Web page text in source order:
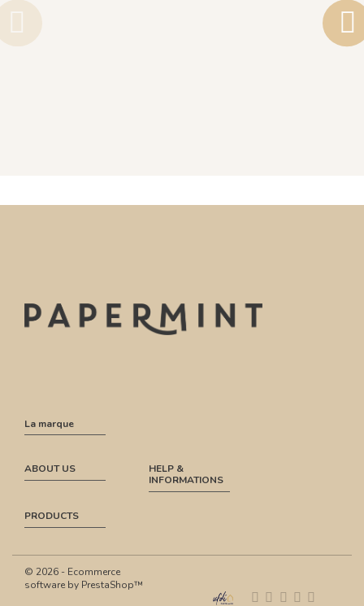
La marque
ABOUT US
HELP &
INFORMATIONS
PRODUCTS
© 2026 - Ecommerce
software by PrestaShop™